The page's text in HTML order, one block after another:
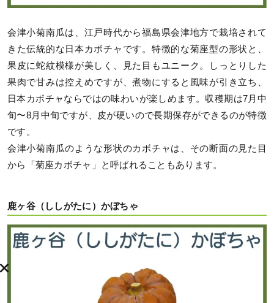
会津小菊南瓜は、江戸時代から福島県会津地方で栽培されて
きた伝統的な日本カボチャです。特徴的な菊座型の形状と、
果皮に蛇紋模様が美しく、見た目もユニーク。しっとりした
果肉で甘みは控えめですが、煮物にすると風味が引き立ち、
日本カボチャならではの味わいが楽しめます。収穫期は7月中
旬〜8月中旬ですが、皮が硬いので長期保存ができるのが特徴
です。
会津小菊南瓜のような形状のカボチャは、その断面の見た目
から「菊座カボチャ」と呼ばれることもあります。
鹿ヶ谷（ししがたに）かぼちゃ